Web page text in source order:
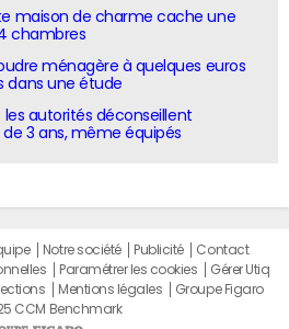
maison de charme cache une
chambres
ménagère à quelques euros
dans une étude
les autorités déconseillent
3 ans, même équipés
Notre société Publicité
Contact
Paramétrer les cookies
Gérer Utiq
Mentions légales
Groupe Figaro
CCM Benchmark